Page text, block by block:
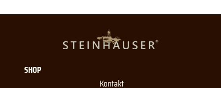
SHOP
Kontakt